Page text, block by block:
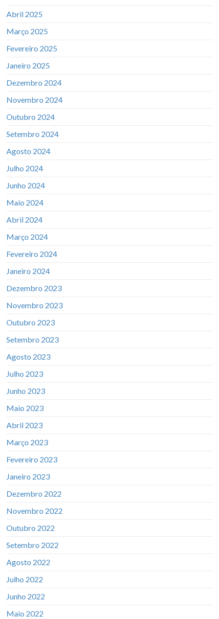
Abril 2025
Março 2025
Fevereiro 2025
Janeiro 2025
Dezembro 2024
Novembro 2024
Outubro 2024
Setembro 2024
Agosto 2024
Julho 2024
Junho 2024
Maio 2024
Abril 2024
Março 2024
Fevereiro 2024
Janeiro 2024
Dezembro 2023
Novembro 2023
Outubro 2023
Setembro 2023
Agosto 2023
Julho 2023
Junho 2023
Maio 2023
Abril 2023
Março 2023
Fevereiro 2023
Janeiro 2023
Dezembro 2022
Novembro 2022
Outubro 2022
Setembro 2022
Agosto 2022
Julho 2022
Junho 2022
Maio 2022